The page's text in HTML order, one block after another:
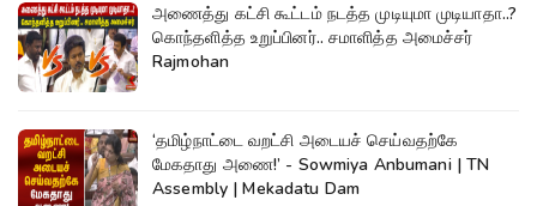
அணைத்து கட்சி கூட்டம் நடத்த முடியுமா முடியாதா..?
கொந்தளித்த உறுப்பினர்.. சமாளித்த அமைச்சர்
Rajmohan
‘தமிழ்நாட்டை வறட்சி அடையச் செய்வதற்கே
மேகதாது அணை!’ - Sowmiya Anbumani | TN
Assembly | Mekadatu Dam